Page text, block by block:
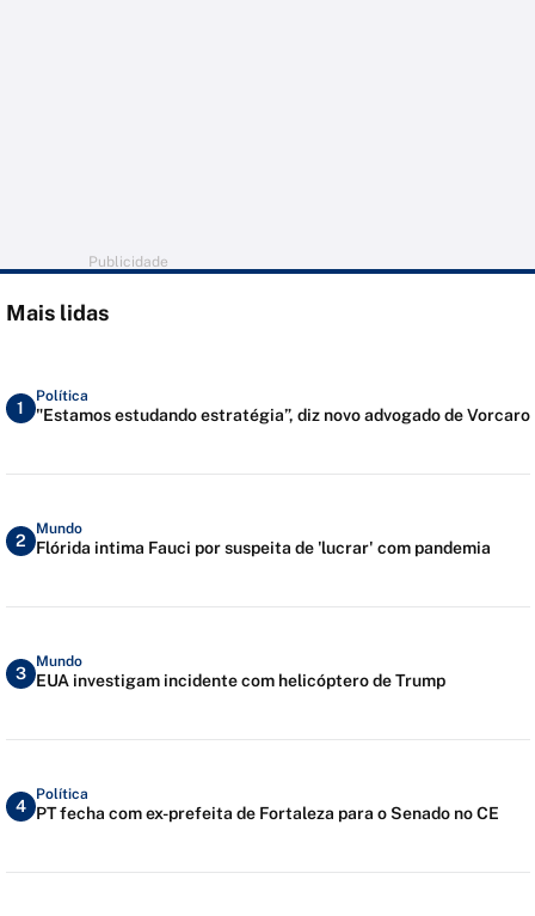
Publicidade
Mais lidas
1
Política
"Estamos estudando estratégia”, diz novo advogado de Vorcaro
2
Mundo
Flórida intima Fauci por suspeita de 'lucrar' com pandemia
3
Mundo
EUA investigam incidente com helicóptero de Trump
4
Política
PT fecha com ex-prefeita de Fortaleza para o Senado no CE